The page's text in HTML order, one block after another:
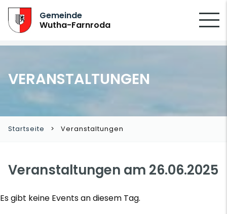
Gemeinde
Wutha-Farnroda
VERANSTALTUNGEN
Startseite Veranstaltungen
Veranstaltungen am 26.06.2025
Es gibt keine Events an diesem Tag.